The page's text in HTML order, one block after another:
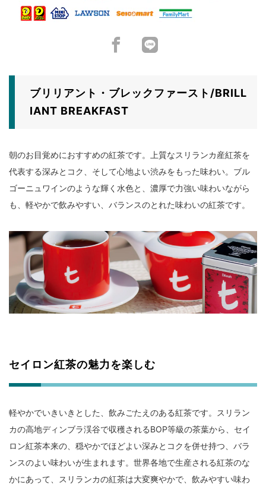
ブリリアント・ブレックファースト/BRILL
IANT BREAKFAST
朝のお目覚めにおすすめの紅茶です。上質なスリランカ産紅茶を
代表する深みとコク、そして心地よい渋みをもった味わい。ブル
ゴーニュワインのような輝く水色と、濃厚で力強い味わいながら
も、軽やかで飲みやすい、バランスのとれた味わいの紅茶です。
セイロン紅茶の魅力を楽しむ
軽やかでいきいきとした、飲みごたえのある紅茶です。スリラン
カの高地ディンブラ渓谷で収穫されるBOP等級の茶葉から、セイ
ロン紅茶本来の、穏やかでほどよい深みとコクを併せ持つ、バラ
ンスのよい味わいが生まれます。世界各地で生産される紅茶のな
かにあって、スリランカの紅茶は大変爽やかで、飲みやすい味わ